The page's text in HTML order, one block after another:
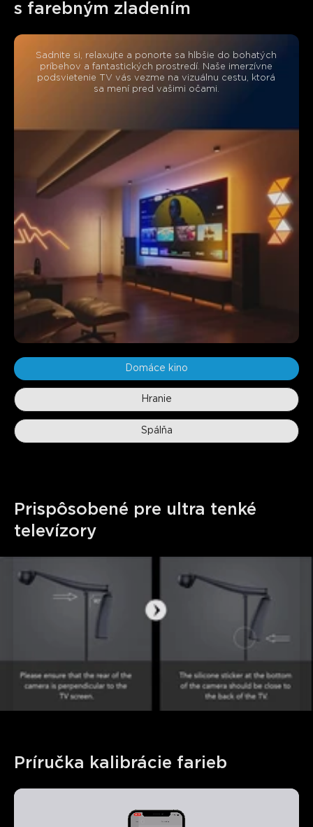
s farebným zladením
Sadnite si, relaxujte a ponorte sa hlbšie do bohatých
príbehov a fantastických prostredí. Naše imerzívne
podsvietenie TV vás vezme na vizuálnu cestu, ktorá
sa mení pred vašimi očami.
Domáce kino
Hranie
Spálňa
Prispôsobené pre ultra tenké
televízory
Príručka kalibrácie farieb